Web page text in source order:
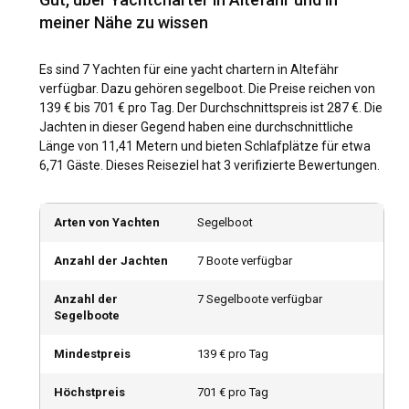
zu chartern?
Altefähr weist ein maritim gemäßigtes Klima auf, was es zu
einem ganzjährigen Segelziel macht. Die beste Zeit zum
Chartern einer Yacht in Altefähr ist jedoch von Juni bis
August. Es ist die perfekte Zeit, um sich in der Sonne zu
sonnen, auf der Yacht zu übernachten und dabei die ruhige
Altefähr?
und kühle Winter mit gelegentlichen Niederschlägen aus. Die
Windverhältnissen. Die warme Meerestemperatur trägt
macht es für alle Arten von Yachtcharter sicher.
meiner Nähe zu wissen
Es sind 7 Yachten für eine yacht chartern in Altefähr
verfügbar. Dazu gehören segelboot. Die Preise reichen von
139 € bis 701 € pro Tag. Der Durchschnittspreis ist 287 €. Die
Jachten in dieser Gegend haben eine durchschnittliche
Länge von 11,41 Metern und bieten Schlafplätze für etwa
6,71 Gäste. Dieses Reiseziel hat 3 verifizierte Bewertungen.
Arten von Yachten Segelboot
Anzahl der Jachten 7 Boote verfügbar
Anzahl der
Segelboote
7 Segelboote verfügbar
Mindestpreis 139 € pro Tag
Höchstpreis 701 € pro Tag